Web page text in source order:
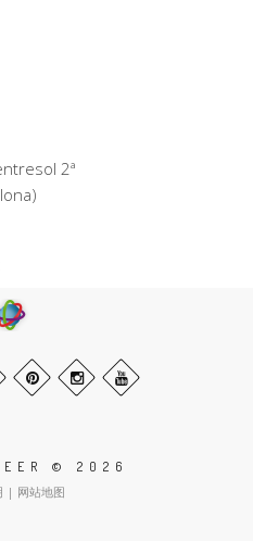
2ª
© 2026
| 网站地图